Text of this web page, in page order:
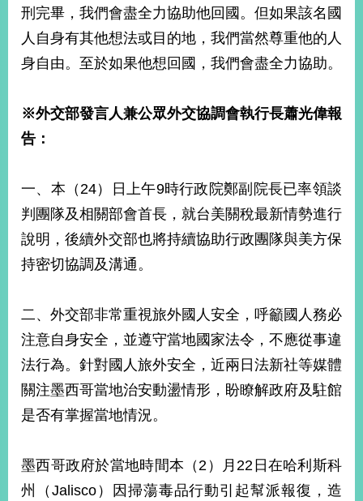
刑完畢，我們會盡全力協助他回國。但如果該名國
人自身有其他想法或目的地，我們當然尊重他的人
身自由。至於如果他想回國，我們會盡全力協助。
※外交部發言人兼公眾外交協調會執行長蕭光偉報
告：
一、本（24）日上午9時行政院鄭副院長已率領談
判團隊及相關部會首長，就台美關稅最新情勢進行
說明，後續外交部也將持續協助行政團隊與美方保
持密切協調及溝通。
二、外交部非常重視旅外國人安全，呼籲國人務必
注意自身安全，並遵守當地國家法令，不應從事違
法行為。針對國人旅外安全，近兩日法新社等媒體
關注墨西哥當地治安動盪情形，盼瞭解政府及駐館
是否有掌握當地情況。
墨西哥政府於當地時間本（2）月22日在哈利斯科
州（Jalisco）因掃蕩毒品行動引起幫派報復，造